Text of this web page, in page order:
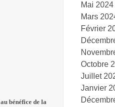
au bénéfice de la
Mai 2024
Mars
Février
Octobre
Juillet
Janvier